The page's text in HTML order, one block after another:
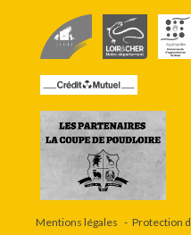
Mentions légales
Protection